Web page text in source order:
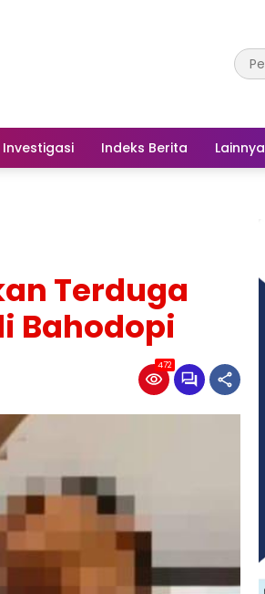
Investigasi Indeks Berita Lainnya
Terduga
Bahodopi
472